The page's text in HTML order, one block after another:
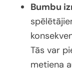
Bumbu
Tās var
metiena